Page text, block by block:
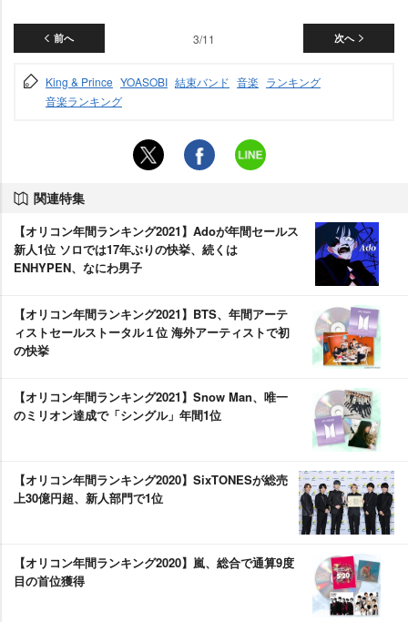
前へ 次へ
3/11
King & Prince YOASOBI 結束バンド 音楽 ランキング
音楽ランキング
関連特集
【オリコン年間ランキング2021】Adoが年間セールス
新人1位 ソロでは17年ぶりの快挙、続くは
ENHYPEN、なにわ男子
【オリコン年間ランキング2021】BTS、年間アーテ
ィストセールストータル１位 海外アーティストで初
の快挙
【オリコン年間ランキング2021】Snow Man、唯一
のミリオン達成で「シングル」年間1位
【オリコン年間ランキング2020】SixTONESが総売
上30億円超、新人部門で1位
【オリコン年間ランキング2020】嵐、総合で通算9度
目の首位獲得